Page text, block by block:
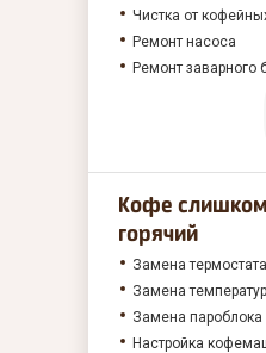
Чистка от
Ремонт насоса
Ремонт заварного
Кофе
горячий
Замена термостата
Замена
Замена пароблока
Настройка